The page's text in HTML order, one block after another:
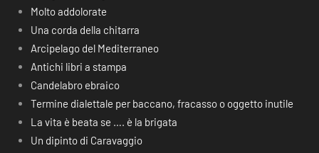
Molto addolorate
Una corda della chitarra
Arcipelago del Mediterraneo
Antichi libri a stampa
Candelabro ebraico
Termine dialettale per baccano, fracasso o oggetto inutile
La vita è beata se …. è la brigata
Un dipinto di Caravaggio